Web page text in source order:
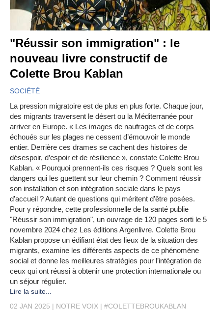
"Réussir son immigration" : le
nouveau livre constructif de
Colette Brou Kablan
SOCIÉTÉ
La pression migratoire est de plus en plus forte. Chaque jour,
des migrants traversent le désert ou la Méditerranée pour
arriver en Europe. « Les images de naufrages et de corps
échoués sur les plages ne cessent d’émouvoir le monde
entier. Derrière ces drames se cachent des histoires de
désespoir, d’espoir et de résilience », constate Colette Brou
Kablan. « Pourquoi prennent-ils ces risques ? Quels sont les
dangers qui les guettent sur leur chemin ? Comment réussir
son installation et son intégration sociale dans le pays
d’accueil ? Autant de questions qui méritent d’être posées.
Pour y répondre, cette professionnelle de la santé publie
"Réussir son immigration", un ouvrage de 120 pages sorti le 5
novembre 2024 chez Les éditions Argenlivre. Colette Brou
Kablan propose un édifiant état des lieux de la situation des
migrants, examine les différents aspects de ce phénomène
social et donne les meilleures stratégies pour l’intégration de
ceux qui ont réussi à obtenir une protection internationale ou
un séjour régulier.
Lire la suite...
02 JAN 2025
NOTRE VOIX #COLETTEBROUKABLAN